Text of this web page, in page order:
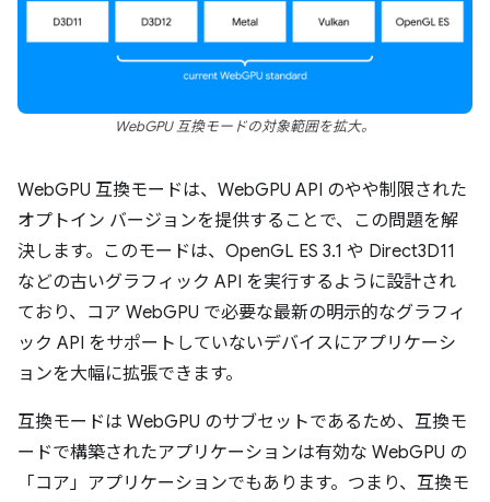
WebGPU 互換モードの対象範囲を拡大。
WebGPU 互換モードは、WebGPU API のやや制限された
オプトイン バージョンを提供することで、この問題を解
決します。このモードは、OpenGL ES 3.1 や Direct3D11
などの古いグラフィック API を実行するように設計され
ており、コア WebGPU で必要な最新の明示的なグラフィ
ック API をサポートしていないデバイスにアプリケーシ
ョンを大幅に拡張できます。
互換モードは WebGPU のサブセットであるため、互換モ
ードで構築されたアプリケーションは有効な WebGPU の
「コア」アプリケーションでもあります。つまり、互換モ